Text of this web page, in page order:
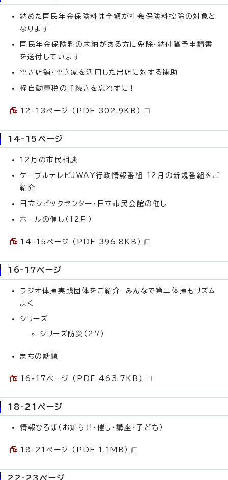
納めた国民年金保険料は全額が社会保険料控除の対象と
なります
国民年金保険料の未納がある方に免除・納付猶予申請書
を送付しています
空き店舗・空き家を活用した出店に対する補助
軽自動車税の手続きを忘れずに！
12-13ページ （PDF 302.9KB）
14-15ページ
12月の市民相談
ケーブルテレビJWAY行政情報番組 12月の新規番組をご
紹介
日立シビックセンター・日立市民会館の催し
ホールの催し（12月）
14-15ページ （PDF 396.8KB）
16-17ページ
ラジオ体操実践団体をご紹介 みんなで第二体操もリズム
よく
シリーズ
シリーズ防災（27）
まちの話題
16-17ページ （PDF 463.7KB）
18-21ページ
情報ひろば（お知らせ・催し・講座・子ども）
18-21ページ （PDF 1.1MB）
22-23ページ